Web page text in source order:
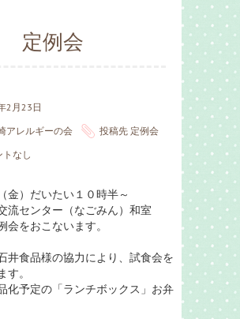
定例会
2月23日
アレルギーの会 投稿先 定例会
トなし
金）だいたい１０時半～
流センター（なごみん）和室
会をおこないます。
井食品様の協力により、試食会を
す。
化予定の「ランチボックス」お弁